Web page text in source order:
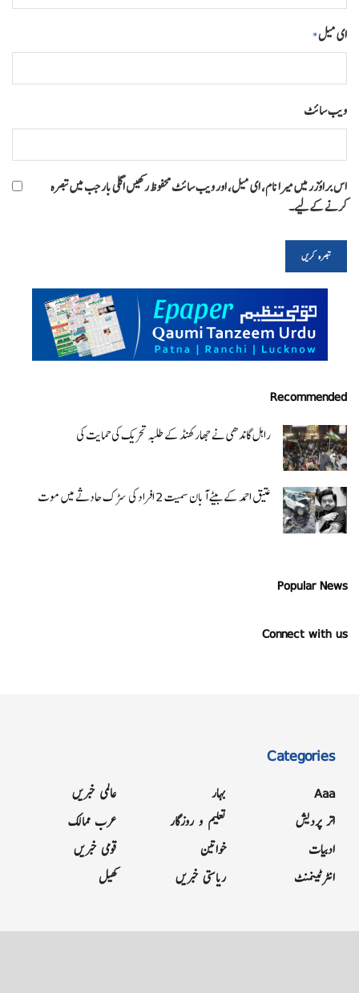
ای میل*
ویب‌ سائٹ
اس براؤزر میں میرا نام، ای میل، اور ویب سائٹ محفوظ رکھیں اگلی بار جب میں تبصرہ
کرنے کےلیے۔
Recommended
راہل گاندھی نے جھارکھنڈ کے طلبہ تحریک کی حمایت کی
عتیق احمد کے بیٹے آبان سمیت 2 افراد کی سڑک حادثے میں موت
Popular News
Connect with us
Categories
Aaa
اتر پردیش
ادبیات
انٹرٹینمنٹ
بہار
تعلیم و روزگار
خواتین
ریاستی خبریں
عالمی خبریں
عرب ممالک
قومی خبریں
کھیل